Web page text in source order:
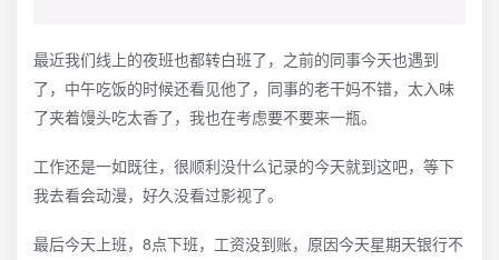
最近我们线上的夜班也都转白班了，之前的同事今天也遇到
了，中午吃饭的时候还看见他了，同事的老干妈不错，太入味
了夹着馒头吃太香了，我也在考虑要不要来一瓶。
工作还是一如既往，很顺利没什么记录的今天就到这吧，等下
我去看会动漫，好久没看过影视了。
最后今天上班，8点下班，工资没到账，原因今天星期天银行不